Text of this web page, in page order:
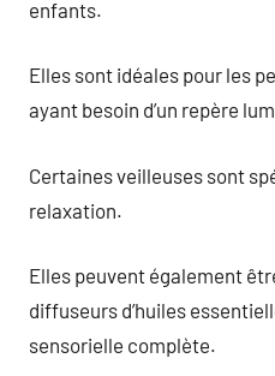
enfants.
Elles sont idéales pour les
ayant besoin d’un repère
Certaines veilleuses sont
relaxation.
Elles peuvent également
diffuseurs d’huiles
sensorielle complète.